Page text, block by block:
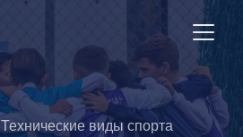
Технические виды спорта